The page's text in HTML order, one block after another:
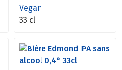
Vegan
33 cl